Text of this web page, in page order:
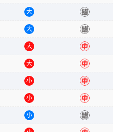
大 错
大 错
大 中
大 中
小 中
小 中
小 错